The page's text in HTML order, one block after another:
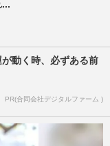
が動く時、必ずある前
PR(合同会社デジタルファーム )